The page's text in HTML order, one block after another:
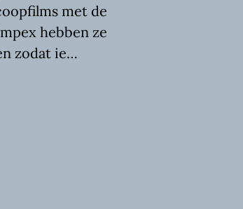
met de
hebben ze
zodat ie…